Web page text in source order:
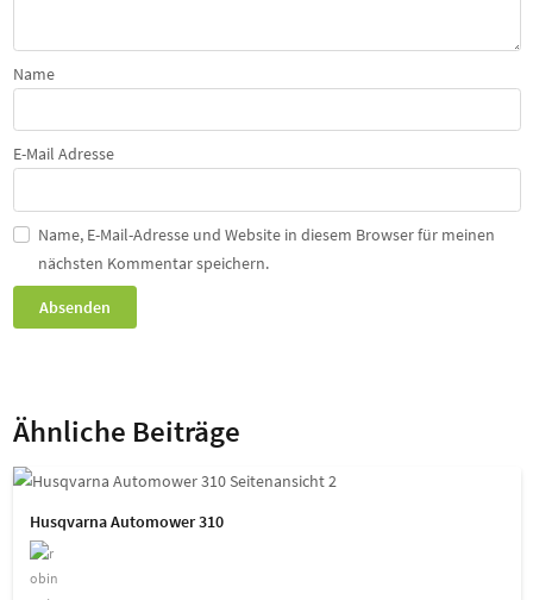
Name
E-Mail Adresse
Name, E-Mail-Adresse und Website in diesem Browser für meinen
nächsten Kommentar speichern.
Ähnliche Beiträge
Husqvarna Automower 310